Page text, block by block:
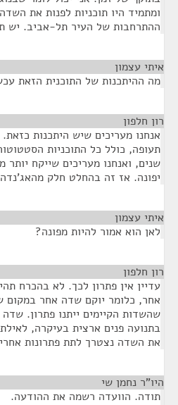
ומתמיד היו תוכניות לפנות את
ההתרחבות של העיר תל-אביב. יש
איתי עצמון
מה ההיתכנות של התוכנית הזאת
רון חלפון
אנחנו מעריכים שיש היתכנות
תעופה, כולל כל התוכניות
שנים, ואנחנו מעריכים שייקח
יפונה. אז זה בהחלט חלק
איתי עצמון
לאן הוא אמור להיות מפונה?
רון חלפון
עדיין אין פתרון לכך. לא בהכרח
אחר, כלומר יוקם שדה אחר במקום
שהשדות הקיימים ייתנו פתרון.
בתנועה פנים ארצית בעיקרה,
את השדה נצטרך לתת פתרונות
היו"ר נחמן שי
תודה. הוועדה רשמה את ההודעה.